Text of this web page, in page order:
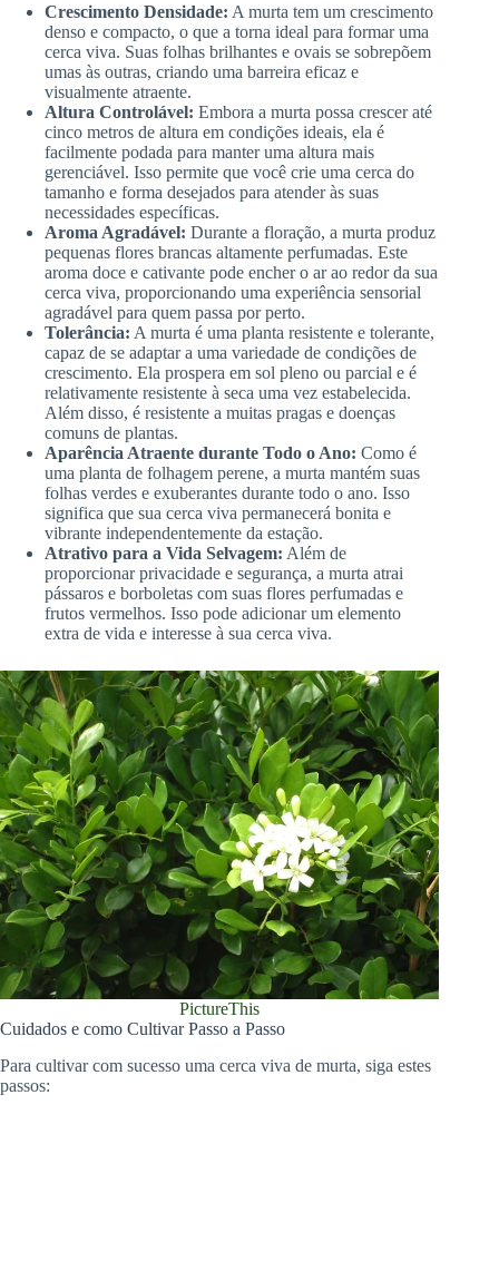
Crescimento Densidade: A murta tem um crescimento
denso e compacto, o que a torna ideal para formar uma
cerca viva. Suas folhas brilhantes e ovais se sobrepõem
umas às outras, criando uma barreira eficaz e
visualmente atraente.
Altura Controlável: Embora a murta possa crescer até
cinco metros de altura em condições ideais, ela é
facilmente podada para manter uma altura mais
gerenciável. Isso permite que você crie uma cerca do
tamanho e forma desejados para atender às suas
necessidades específicas.
Aroma Agradável: Durante a floração, a murta produz
pequenas flores brancas altamente perfumadas. Este
aroma doce e cativante pode encher o ar ao redor da sua
cerca viva, proporcionando uma experiência sensorial
agradável para quem passa por perto.
Tolerância: A murta é uma planta resistente e tolerante,
capaz de se adaptar a uma variedade de condições de
crescimento. Ela prospera em sol pleno ou parcial e é
relativamente resistente à seca uma vez estabelecida.
Além disso, é resistente a muitas pragas e doenças
comuns de plantas.
Aparência Atraente durante Todo o Ano: Como é
uma planta de folhagem perene, a murta mantém suas
folhas verdes e exuberantes durante todo o ano. Isso
significa que sua cerca viva permanecerá bonita e
vibrante independentemente da estação.
Atrativo para a Vida Selvagem: Além de
proporcionar privacidade e segurança, a murta atrai
pássaros e borboletas com suas flores perfumadas e
frutos vermelhos. Isso pode adicionar um elemento
extra de vida e interesse à sua cerca viva.
PictureThis
Cuidados e como Cultivar Passo a Passo
Para cultivar com sucesso uma cerca viva de murta, siga estes
passos: